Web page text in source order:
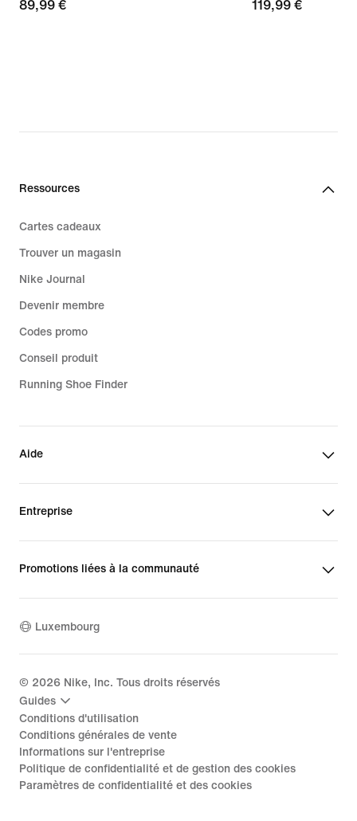
89,99 €
89,99 €
119,99 €
119,99 €
Ressources
Cartes cadeaux
Trouver un magasin
Nike Journal
Devenir membre
Codes promo
Conseil produit
Running Shoe Finder
Aide
Entreprise
Promotions liées à la communauté
Luxembourg
© 2026 Nike, Inc. Tous droits réservés
Guides
Conditions d'utilisation
Conditions générales de vente
Informations sur l'entreprise
Politique de confidentialité et de gestion des cookies
Paramètres de confidentialité et des cookies